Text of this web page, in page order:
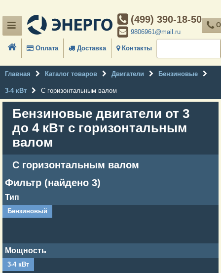
(499) 390-18-50
9806961@mail.ru
Оплата Доставка Контакты
Главная Каталог товаров Двигатели Бензиновые
3-4 кВт С горизонтальным валом
Бензиновые двигатели от 3
до 4 кВт с горизонтальным
валом
С горизонтальным валом
Фильтр (найдено 3)
Тип
Бензиновый
Мощность
3-4 кВт